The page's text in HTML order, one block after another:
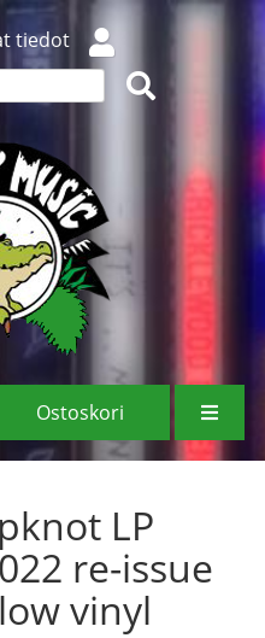
tiedot
Ostoskori
LP
re-issue
vinyl